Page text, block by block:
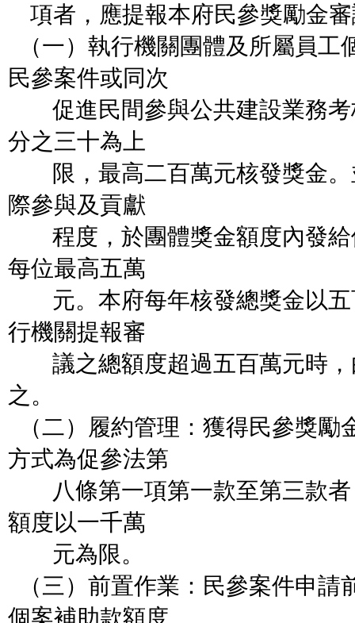
項者，應提報本府民參獎勵金
（一）執行機關團體及所屬員工
民參案件或同次
促進民間參與公共建設業務考
分之三十為上
限，最高二百萬元核發獎金。
際參與及貢獻
程度，於團體獎金額度內發給
每位最高五萬
元。本府每年核發總獎金以五
行機關提報審
議之總額度超過五百萬元時，
之。
（二）履約管理：獲得民參獎勵
方式為促參法第
八條第一項第一款至第三款者
額度以一千萬
元為限。
（三）前置作業：民參案件申請
個案補助款額度